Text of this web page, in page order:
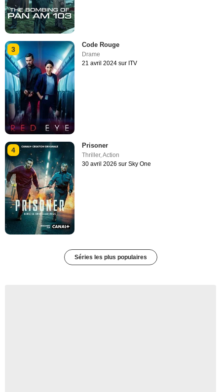
3
Code Rouge
Drame
21 avril 2024 sur ITV
4
Prisoner
Thriller,Action
30 avril 2026 sur Sky One
Séries les plus populaires